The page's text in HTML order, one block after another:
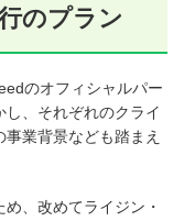
のプラン
のオフィシャルパー
し、それぞれのクライ
業背景なども踏まえ
、改めてライジン・